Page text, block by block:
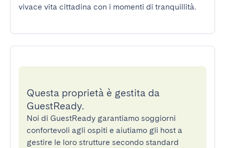
vivace vita cittadina con i momenti di tranquillità.
Questa proprietà è gestita da
GuestReady.
Noi di GuestReady garantiamo soggiorni
confortevoli agli ospiti e aiutiamo gli host a
gestire le loro strutture secondo standard